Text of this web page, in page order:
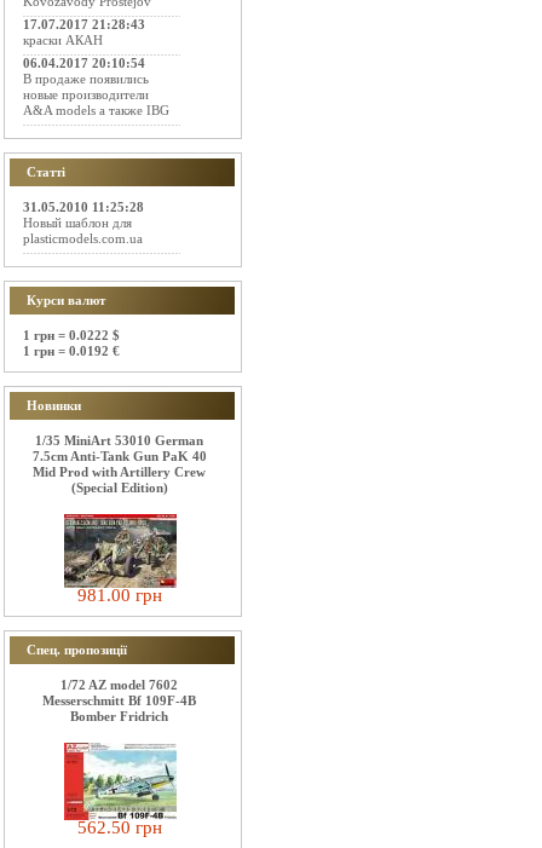
17.07.2017 21:28:43
краски АКАН
06.04.2017 20:10:54
В продаже появились
новые производители
A&A models а также IBG
Статті
31.05.2010 11:25:28
Новый шаблон для
plasticmodels.com.ua
Курси валют
1 грн = 0.0222 $
1 грн = 0.0192 €
Новинки
1/35 MiniArt 53010 German
7.5cm Anti-Tank Gun PaK 40
Mid Prod with Artillery Crew
(Special Edition)
981.00 грн
Спец. пропозиції
1/72 AZ model 7602
Messerschmitt Bf 109F-4B
Bomber Fridrich
562.50 грн